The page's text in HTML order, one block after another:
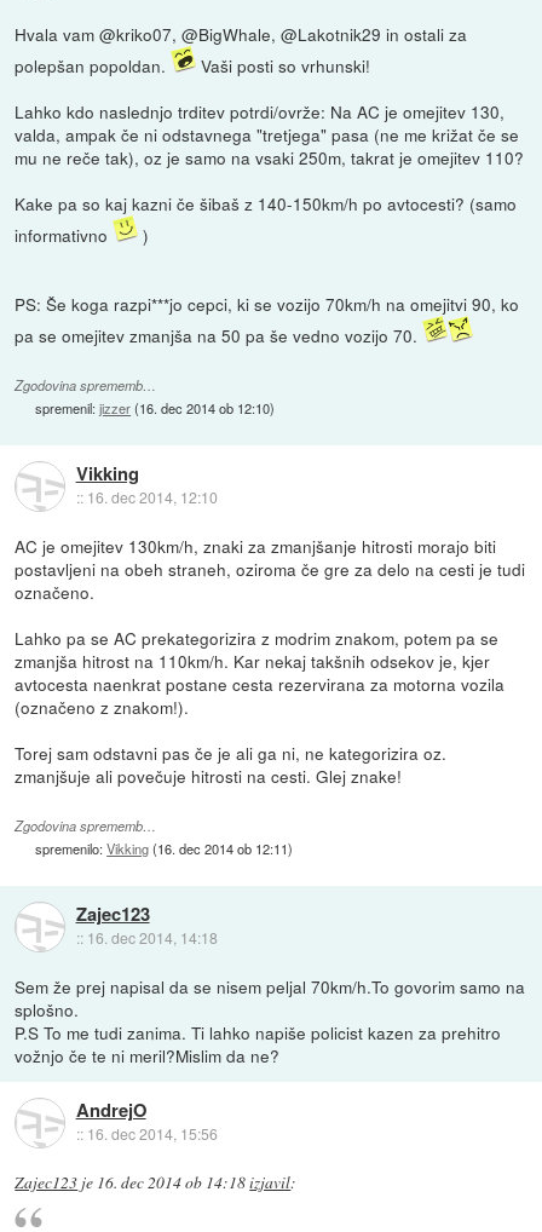
Hvala vam @kriko07, @BigWhale, @Lakotnik29 in ostali za
polepšan popoldan.
Vaši posti so vrhunski!
Lahko kdo naslednjo trditev potrdi/ovrže: Na AC je omejitev 130,
valda, ampak če ni odstavnega "tretjega" pasa (ne me križat če se
mu ne reče tak), oz je samo na vsaki 250m, takrat je omejitev 110?
Kake pa so kaj kazni če šibaš z 140-150km/h po avtocesti? (samo
informativno
)
PS: Še koga razpi***jo cepci, ki se vozijo 70km/h na omejitvi 90, ko
pa se omejitev zmanjša na 50 pa še vedno vozijo 70.
Zgodovina sprememb…
spremenil:jizzer(16. dec 2014 ob 12:10)
Vikking
:: 16. dec 2014, 12:10
AC je omejitev 130km/h, znaki za zmanjšanje hitrosti morajo biti
postavljeni na obeh straneh, oziroma če gre za delo na cesti je tudi
označeno.
Lahko pa se AC prekategorizira z modrim znakom, potem pa se
zmanjša hitrost na 110km/h. Kar nekaj takšnih odsekov je, kjer
avtocesta naenkrat postane cesta rezervirana za motorna vozila
(označeno z znakom!).
Torej sam odstavni pas če je ali ga ni, ne kategorizira oz.
zmanjšuje ali povečuje hitrosti na cesti. Glej znake!
Zgodovina sprememb…
spremenilo:Vikking(16. dec 2014 ob 12:11)
Zajec123
:: 16. dec 2014, 14:18
Sem že prej napisal da se nisem peljal 70km/h.To govorim samo na
splošno.
P.S To me tudi zanima. Ti lahko napiše policist kazen za prehitro
vožnjo če te ni meril?Mislim da ne?
AndrejO
:: 16. dec 2014, 15:56
Zajec123 je 16. dec 2014 ob 14:18izjavil: